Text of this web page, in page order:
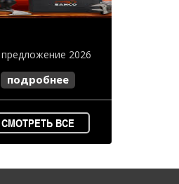
2026
подробнее
СМОТРЕТЬ ВСЕ